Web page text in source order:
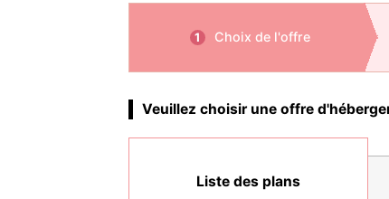
1 Choix de l'offre
Veuillez choisir une offre
Liste des plans